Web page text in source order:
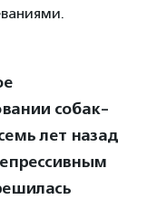
собак-
лет назад